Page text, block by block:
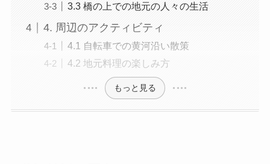
3.3 橋の上での地元の人々の生活
4. 周辺のアクティビティ
4.1 自転車での黄河沿い散策
4.2 地元料理の楽しみ方
もっと見る